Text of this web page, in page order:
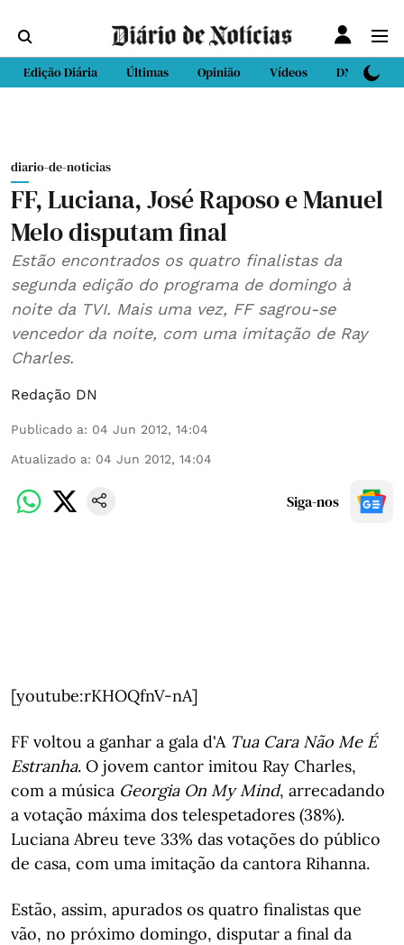
Edição Diária Últimas Opinião Vídeos DN Sport
diario-de-noticias
FF, Luciana, José Raposo e Manuel
Melo disputam final
Estão encontrados os quatro finalistas da
segunda edição do programa de domingo à
noite da TVI. Mais uma vez, FF sagrou-se
vencedor da noite, com uma imitação de Ray
Charles.
Redação DN
Publicado a: 04 Jun 2012, 14:04
Atualizado a: 04 Jun 2012, 14:04
Siga-nos
[youtube:rKHOQfnV-nA]
FF voltou a ganhar a gala d'ATua Cara Não Me É
Estranha. O jovem cantor imitou Ray Charles,
com a música Georgia On My Mind, arrecadando
a votação máxima dos telespetadores (38%).
Luciana Abreu teve 33% das votações do público
de casa, com uma imitação da cantora Rihanna.
Estão, assim, apurados os quatro finalistas que
vão, no próximo domingo, disputar a final da